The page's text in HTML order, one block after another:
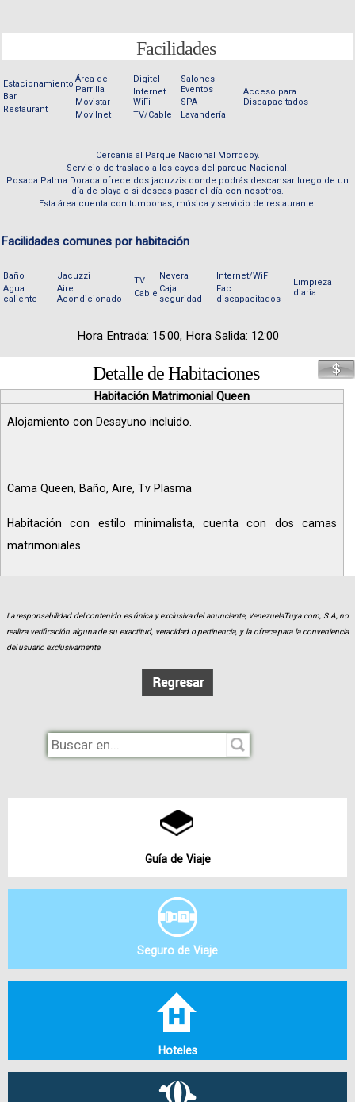
Facilidades
Estacionamiento
Bar
Restaurant
Área de
Parrilla
Movistar
Movilnet
Digitel
Internet
WiFi
TV/Cable
Salones
Eventos
SPA
Lavandería
Acceso para
Discapacitados
Cercanía al Parque Nacional Morrocoy.
Servicio de traslado a los cayos del parque Nacional.
Posada Palma Dorada ofrece dos jacuzzis donde podrás descansar luego de un
día de playa o si deseas pasar el día con nosotros.
Esta área cuenta con tumbonas, música y servicio de restaurante.
Facilidades comunes por habitación
Baño
Agua
caliente
Jacuzzi
Aire
Acondicionado
TV
Cable
Nevera
Caja
seguridad
Internet/WiFi
Fac.
discapacitados
Limpieza
diaria
Hora Entrada: 15:00, Hora Salida: 12:00
Detalle de Habitaciones
Habitación Matrimonial Queen
Alojamiento con Desayuno incluido.
Cama Queen, Baño, Aire, Tv Plasma
Habitación con estilo minimalista, cuenta con dos camas
matrimoniales.
La responsabilidad del contenido es única y exclusiva del anunciante, VenezuelaTuya.com, S.A, no
realiza verificación alguna de su exactitud, veracidad o pertinencia, y la ofrece para la conveniencia
del usuario exclusivamente.
Guía de Viaje
Seguro de Viaje
Hoteles